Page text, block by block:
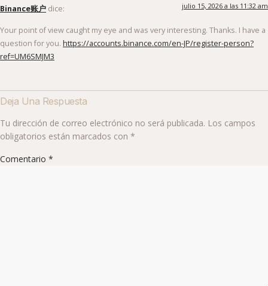
Binance账户 dice: julio 15, 2026 a las 11:32 am
Your point of view caught my eye and was very interesting. Thanks. I have a
question for you. https://accounts.binance.com/en-JP/register-person?
ref=UM6SMJM3
Deja Una Respuesta
Tu dirección de correo electrónico no será publicada. Los campos
obligatorios están marcados con *
Comentario *